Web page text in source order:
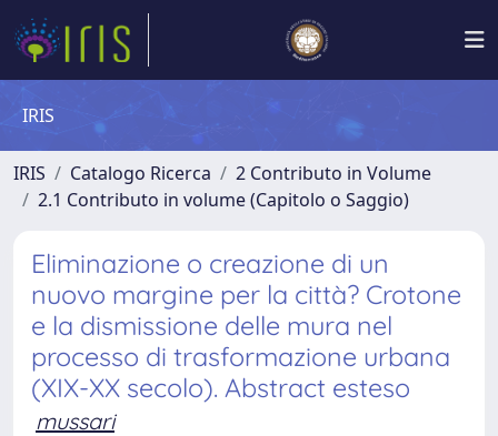
IRIS
IRIS Catalogo Ricerca
2 Contributo in Volume
2.1 Contributo in volume (Capitolo o Saggio)
Eliminazione o creazione di un
nuovo margine per la città? Crotone
e la dismissione delle mura nel
processo di trasformazione urbana
(XIX-XX secolo). Abstract esteso
mussari